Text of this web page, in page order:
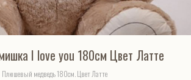
I love you 180см Цвет Латте
Плюшевый медведь 180см. Цвет Латте